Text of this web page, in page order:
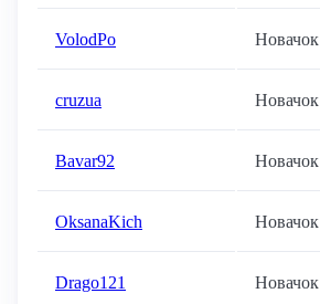
VolodPo Новачок
cruzua Новачок
Bavar92 Новачок
OksanaKich Новачок
Drago121 Новачок